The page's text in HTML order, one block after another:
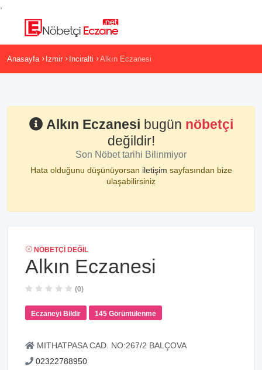
Anasayfa Izmir Inciralti Alkın Eczanesi
Alkın Eczanesi bugün nöbetçi
değildir!
Son Nöbet tarihi Bilinmiyor
Hata olduğunu düşünüyorsan iletişim sayfasından bize
ulaşabilirsiniz
NÖBETÇI DEĞIL
Alkın Eczanesi
(0)
Eczaneyi Bildir 145 Görüntülenme
MITHATPASA CAD. NO:267/2 BALÇOVA
02322788950